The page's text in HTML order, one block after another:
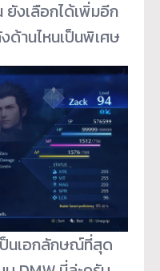
งเลือกได้เพิ่มอีก
ด้านไหนเป็นพิเศษ
ป็นเอกลักษณ์ที่สุด